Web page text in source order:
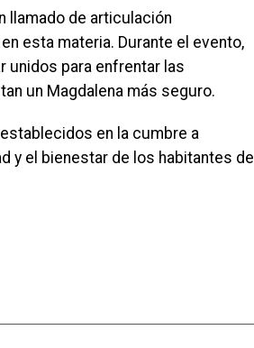
llamado de articulación
esta materia. Durante el evento,
unidos para enfrentar las
un Magdalena más seguro.
en la cumbre a
y el bienestar de los habitantes del